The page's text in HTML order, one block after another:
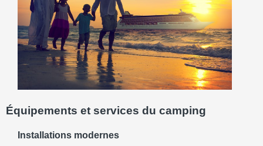
Équipements et services du camping
Installations modernes